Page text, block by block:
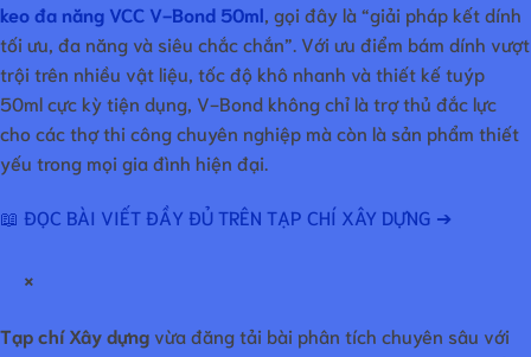
keo đa năng VCC V-Bond 50ml, gọi đây là “giải pháp kết dính
tối ưu, đa năng và siêu chắc chắn”. Với ưu điểm bám dính vượt
trội trên nhiều vật liệu, tốc độ khô nhanh và thiết kế tuýp
50ml cực kỳ tiện dụng, V-Bond không chỉ là trợ thủ đắc lực
cho các thợ thi công chuyên nghiệp mà còn là sản phẩm thiết
yếu trong mọi gia đình hiện đại.
📖 ĐỌC BÀI VIẾT ĐẦY ĐỦ TRÊN TẠP CHÍ XÂY DỰNG ➔
×
Tạp chí Xây dựngvừa đăng tải bài phân tích chuyên sâu với